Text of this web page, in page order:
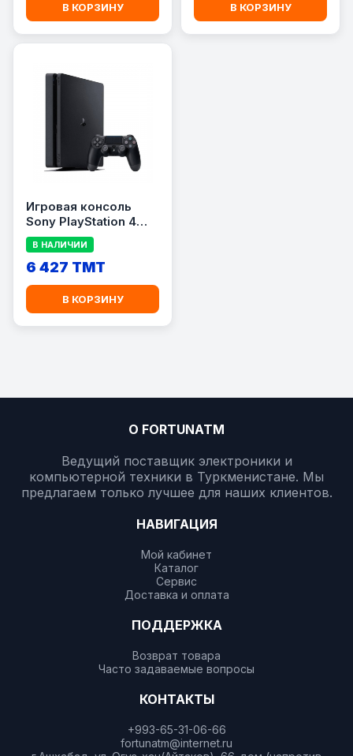
В КОРЗИНУ В КОРЗИНУ
Игровая консоль
Sony PlayStation 4
Slim 1TB
В НАЛИЧИИ
6 427 TMT
В КОРЗИНУ
О FORTUNATM
Ведущий поставщик электроники и
компьютерной техники в Туркменистане. Мы
предлагаем только лучшее для наших клиентов.
НАВИГАЦИЯ
Мой кабинет
Каталог
Сервис
Доставка и оплата
ПОДДЕРЖКА
Возврат товара
Часто задаваемые вопросы
КОНТАКТЫ
+993-65-31-06-66
fortunatm@internet.ru